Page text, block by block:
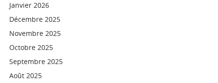
Janvier 2026
Décembre 2025
Novembre 2025
Octobre 2025
Septembre 2025
Août 2025